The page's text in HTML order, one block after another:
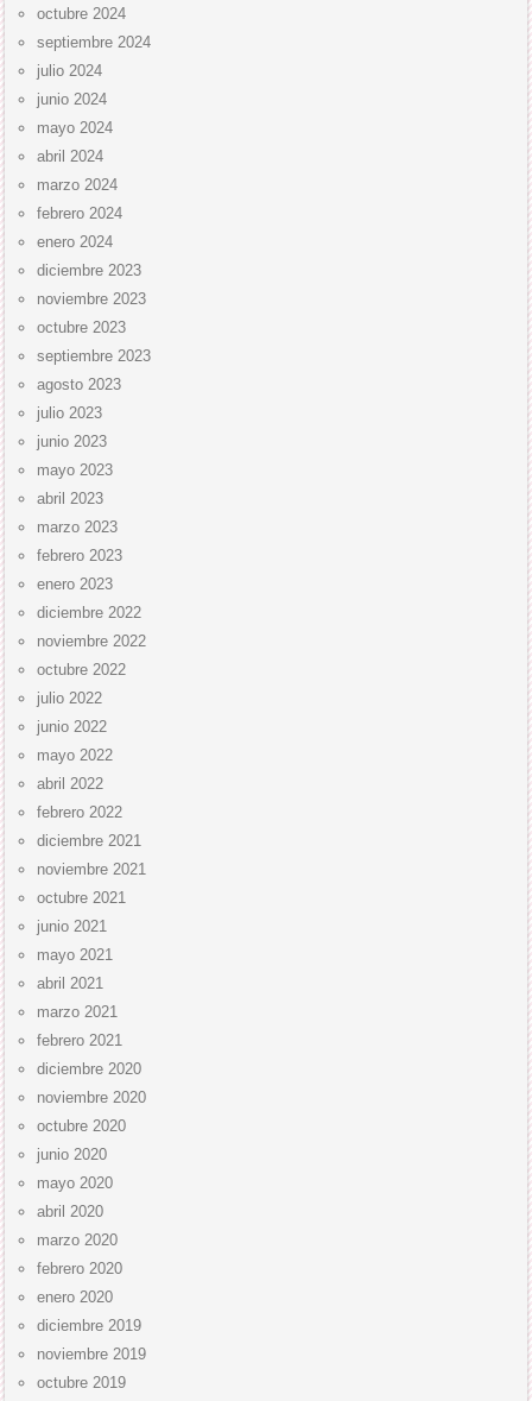
octubre 2024
septiembre 2024
julio 2024
junio 2024
mayo 2024
abril 2024
marzo 2024
febrero 2024
enero 2024
diciembre 2023
noviembre 2023
octubre 2023
septiembre 2023
agosto 2023
julio 2023
junio 2023
mayo 2023
abril 2023
marzo 2023
febrero 2023
enero 2023
diciembre 2022
noviembre 2022
octubre 2022
julio 2022
junio 2022
mayo 2022
abril 2022
febrero 2022
diciembre 2021
noviembre 2021
octubre 2021
junio 2021
mayo 2021
abril 2021
marzo 2021
febrero 2021
diciembre 2020
noviembre 2020
octubre 2020
junio 2020
mayo 2020
abril 2020
marzo 2020
febrero 2020
enero 2020
diciembre 2019
noviembre 2019
octubre 2019